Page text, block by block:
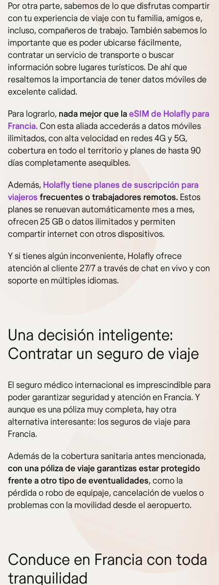
Por otra parte, sabemos de lo que disfrutas compartir
con tu experiencia de viaje con tu familia, amigos e,
incluso, compañeros de trabajo. También sabemos lo
importante que es poder ubicarse fácilmente,
contratar un servicio de transporte o buscar
información sobre lugares turísticos. De ahí que
resaltemos la importancia de tener datos móviles de
excelente calidad.
Para lograrlo, nada mejor que laeSIM de Holafly para
Francia.Con esta aliada accederás a datos móviles
ilimitados, con alta velocidad en redes 4G y 5G,
cobertura en todo el territorio y planes de hasta 90
días completamente asequibles.
Además, Holafly tiene planes de suscripción para
viajeros frecuentes o trabajadores remotos. Estos
planes se renuevan automáticamente mes a mes,
ofrecen 25 GB o datos ilimitados y permiten
compartir internet con otros dispositivos.
Y si tienes algún inconveniente, Holafly ofrece
atención al cliente 27/7 a través de chat en vivo y con
soporte en múltiples idiomas.
Una decisión inteligente:
Contratar un seguro de viaje
El seguro médico internacional es imprescindible para
poder garantizar seguridad y atención en Francia. Y
aunque es una póliza muy completa, hay otra
alternativa interesante: los seguros de viaje para
Francia.
Además de la cobertura sanitaria antes mencionada,
con una póliza de viaje garantizas estar protegido
frente a otro tipo de eventualidades, como la
pérdida o robo de equipaje, cancelación de vuelos o
problemas con la movilidad desde el aeropuerto.
Conduce en Francia con toda
tranquilidad